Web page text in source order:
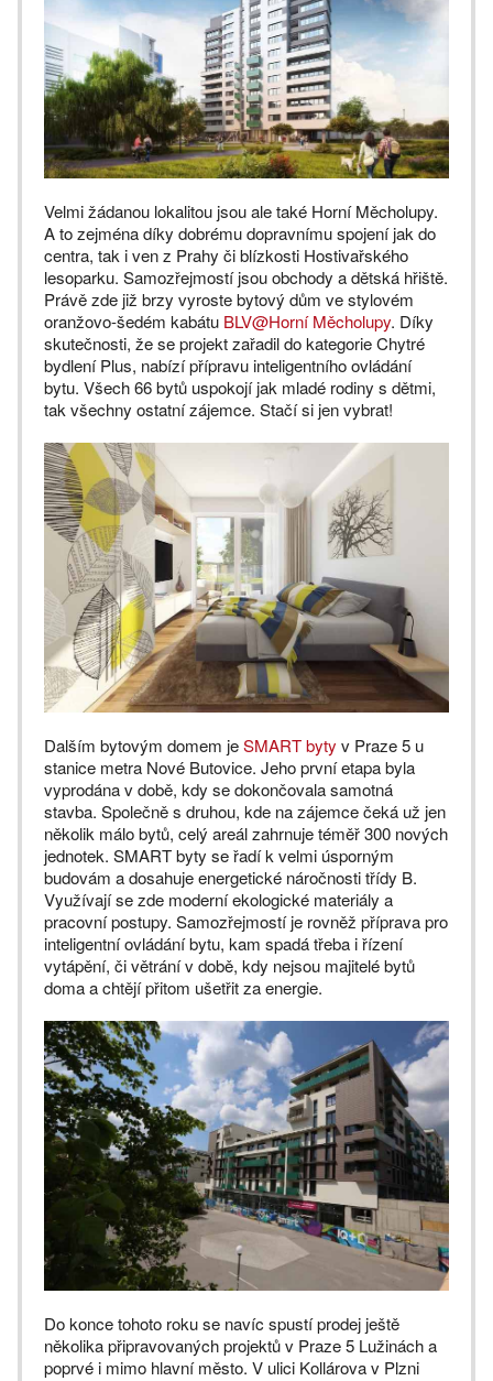
Velmi žádanou lokalitou jsou ale také Horní Měcholupy.
A to zejména díky dobrému dopravnímu spojení jak do
centra, tak i ven z Prahy či blízkosti Hostivařského
lesoparku. Samozřejmostí jsou obchody a dětská hřiště.
Právě zde již brzy vyroste bytový dům ve stylovém
oranžovo-šedém kabátu BLV@Horní Měcholupy. Díky
skutečnosti, že se projekt zařadil do kategorie Chytré
bydlení Plus, nabízí přípravu inteligentního ovládání
bytu. Všech 66 bytů uspokojí jak mladé rodiny s dětmi,
tak všechny ostatní zájemce. Stačí si jen vybrat!
Dalším bytovým domem jeSMART byty v Praze 5 u
stanice metra Nové Butovice. Jeho první etapa byla
vyprodána v době, kdy se dokončovala samotná
stavba. Společně s druhou, kde na zájemce čeká už jen
několik málo bytů, celý areál zahrnuje téměř 300 nových
jednotek. SMART byty se řadí k velmi úsporným
budovám a dosahuje energetické náročnosti třídy B.
Využívají se zde moderní ekologické materiály a
pracovní postupy. Samozřejmostí je rovněž příprava pro
inteligentní ovládání bytu, kam spadá třeba i řízení
vytápění, či větrání v době, kdy nejsou majitelé bytů
doma a chtějí přitom ušetřit za energie.
Do konce tohoto roku se navíc spustí prodej ještě
několika připravovaných projektů v Praze 5 Lužinách a
poprvé i mimo hlavní město. V ulici Kollárova v Plzni